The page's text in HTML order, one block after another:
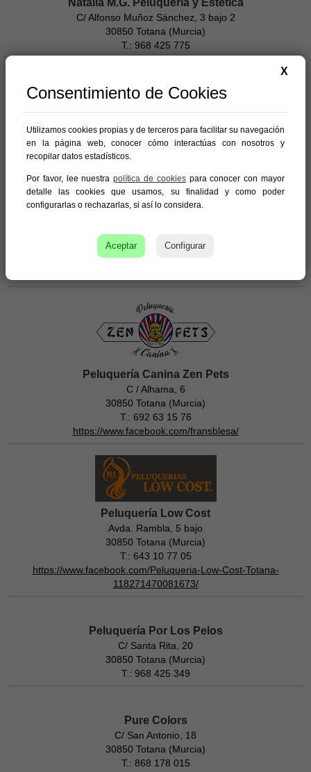
Natalia M.G. Peluquería y Estética
C/ Alfonso Muñoz Sánchez, 3 bajo 2
30850 Totana (Murcia)
T.: 968 425 775
NG Estilistas
C/ Encomienda, Bajo 1
30850 Totana (Murcia)
https://www.facebook.com/NG-Estilistas-1651116455128181
C/ Teatro, 3
30850 Totana (Murcia)
Peluquería Canina Zen Pets
C / Alhama, 6
30850 Totana (Murcia)
T.: 692 63 15 76
https://www.facebook.com/fransblesa/
Peluquería Low Cost
Avda. Rambla, 5 bajo
30850 Totana (Murcia)
T.: 643 10 77 05
https://www.facebook.com/Peluqueria-Low-Cost-Totana-
118271470081673/
Peluquería Por Los Pelos
C/ Santa Rita, 20
30850 Totana (Murcia)
T.: 968 425 349
Pure Colors
C/ San Antonio, 18
30850 Totana (Murcia)
T.: 868 178 015
X
Consentimiento de Cookies
Utilizamos cookies propias y de terceros para facilitar su navegación
en la página web, conocer cómo interactúas con nosotros y
recopilar datos estadísticos.
Por favor, lee nuestrapolítica de cookiespara conocer con mayor
detalle las cookies que usamos, su finalidad y como poder
configurarlas o rechazarlas, si así lo considera.
Aceptar Configurar